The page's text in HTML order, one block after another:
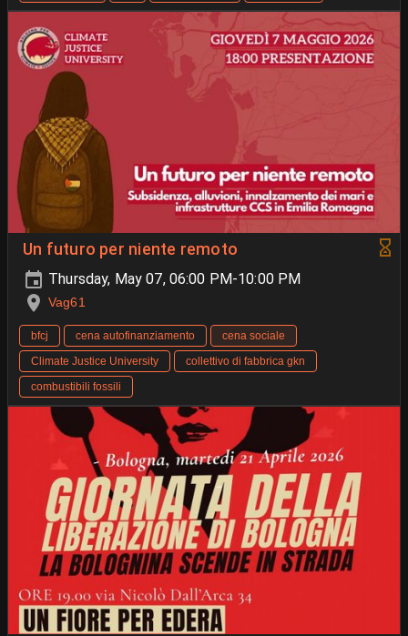
Un futuro per niente remoto
Thursday, May 07, 06:00 PM-10:00 PM
Vag61
bfcj cena autofinanziamento
cena sociale
Climate Justice University
collettivo di fabbrica gkn
combustibili fossili